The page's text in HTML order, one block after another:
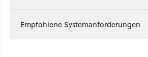
Empfohlene Systemanforderungen